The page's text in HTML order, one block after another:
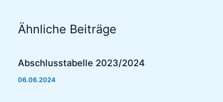
Ähnliche Beiträge
Abschlusstabelle 2023/2024
06.06.2024